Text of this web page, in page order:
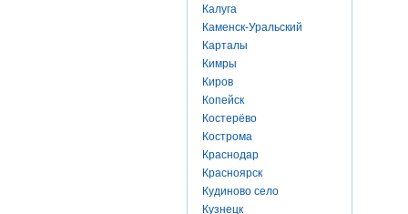
Калуга
Каменск-Уральский
Карталы
Кимры
Киров
Копейск
Костерёво
Кострома
Краснодар
Красноярск
Кудиново село
Кузнецк